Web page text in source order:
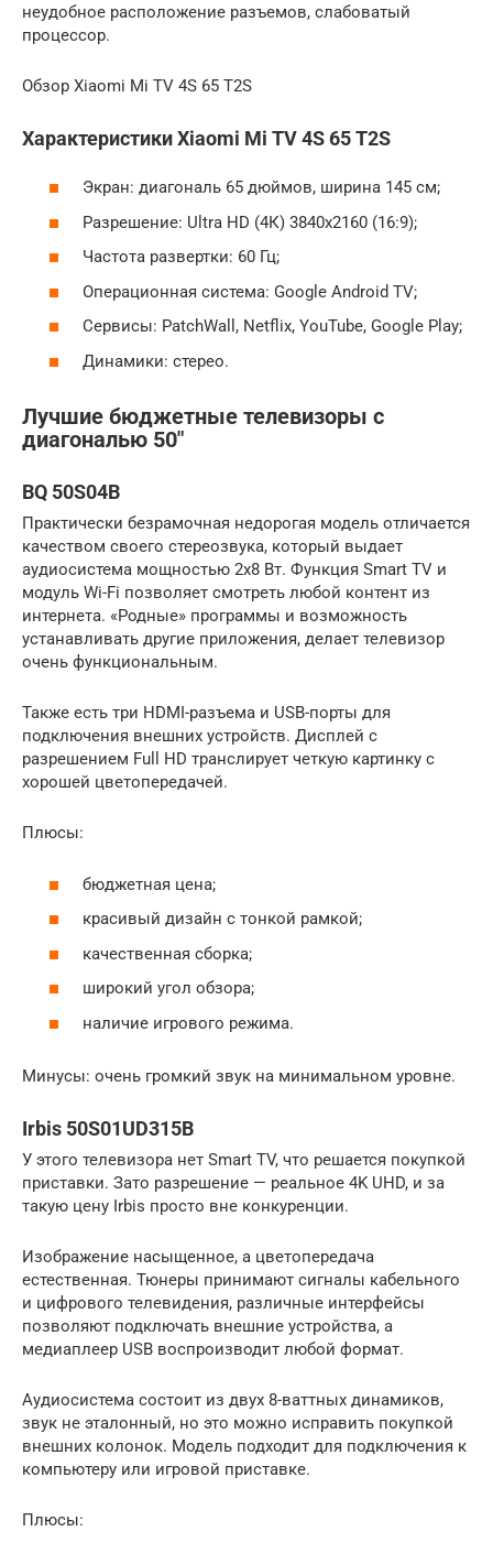
неудобное расположение разъемов, слабоватый
процессор.
Обзор Xiaomi Mi TV 4S 65 T2S
Характеристики Xiaomi Mi TV 4S 65 T2S
Экран: диагональ 65 дюймов, ширина 145 см;
Разрешение: Ultra HD (4К) 3840х2160 (16:9);
Частота развертки: 60 Гц;
Операционная система: Google Android TV;
Сервисы: PatchWall, Netflix, YouTube, Google Play;
Динамики: стерео.
Лучшие бюджетные телевизоры с
диагональю 50″
BQ 50S04B
Практически безрамочная недорогая модель отличается
качеством своего стереозвука, который выдает
аудиосистема мощностью 2х8 Вт. Функция Smart ТV и
модуль Wi-Fi позволяет смотреть любой контент из
интернета. «Родные» программы и возможность
устанавливать другие приложения, делает телевизор
очень функциональным.
Также есть три HDMI-разъема и USB-порты для
подключения внешних устройств. Дисплей с
разрешением Full HD транслирует четкую картинку с
хорошей цветопередачей.
Плюсы:
бюджетная цена;
красивый дизайн с тонкой рамкой;
качественная сборка;
широкий угол обзора;
наличие игрового режима.
Минусы: очень громкий звук на минимальном уровне.
Irbis 50S01UD315B
У этого телевизора нет Smart TV, что решается покупкой
приставки. Зато разрешение — реальное 4K UHD, и за
такую цену Irbis просто вне конкуренции.
Изображение насыщенное, а цветопередача
естественная. Тюнеры принимают сигналы кабельного
и цифрового телевидения, различные интерфейсы
позволяют подключать внешние устройства, а
медиаплеер USB воспроизводит любой формат.
Аудиосистема состоит из двух 8-ваттных динамиков,
звук не эталонный, но это можно исправить покупкой
внешних колонок. Модель подходит для подключения к
компьютеру или игровой приставке.
Плюсы: